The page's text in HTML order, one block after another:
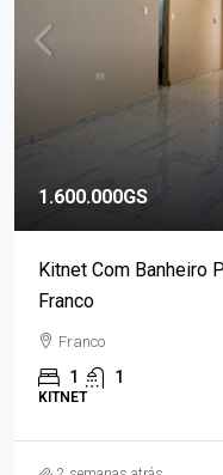
1.600.000GS
Kitnet Com Banheiro
Franco
Franco
1 1
KITNET